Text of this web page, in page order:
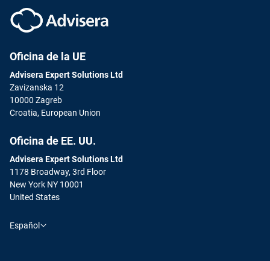
Oficina de la UE
Advisera Expert Solutions Ltd
Zavizanska 12
10000 Zagreb
Croatia, European Union
Oficina de EE. UU.
Advisera Expert Solutions Ltd
1178 Broadway, 3rd Floor
New York NY 10001
United States
Español